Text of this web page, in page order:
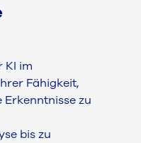
KI im
Fähigkeit,
zu
bis zu